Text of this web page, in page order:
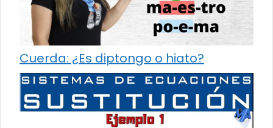
Cuerda: ¿Es diptongo o hiato?